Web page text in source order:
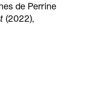
de Perrine
(2022),